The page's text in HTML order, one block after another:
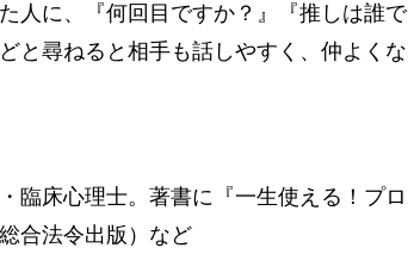
人に、『何回目ですか？』『推しは誰で
と尋ねると相手も話しやすく、仲よくな
臨床心理士。著書に『一生使える！プロ
合法令出版）など